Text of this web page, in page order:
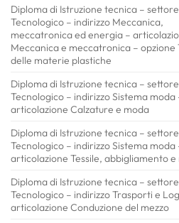
Diploma di Istruzione tecnica – settore
Tecnologico – indirizzo Meccanica,
meccatronica ed energia –
Meccanica e meccatronica – opzione
delle materie plastiche
Diploma di Istruzione tecnica – settore
Tecnologico – indirizzo Sistema moda
articolazione Calzature e moda
Diploma di Istruzione tecnica – settore
Tecnologico – indirizzo Sistema moda
articolazione Tessile, abbigliamento e
Diploma di Istruzione tecnica – settore
Tecnologico – indirizzo Trasporti e
articolazione Conduzione del mezzo